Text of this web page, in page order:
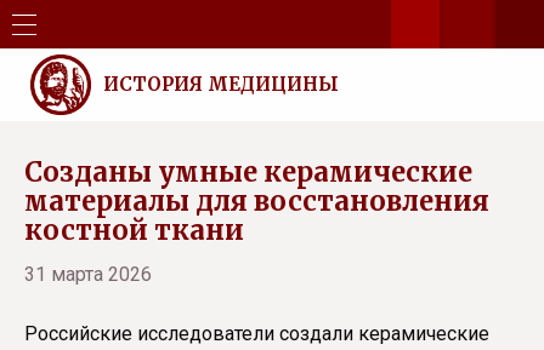
ИСТОРИЯ МЕДИЦИНЫ
Созданы умные керамические
материалы для восстановления
костной ткани
31 марта 2026
Российские исследователи создали керамические